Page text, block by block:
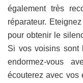
également très
réparateur.
pour obtenir le
Si vos voisins sont
endormez-vous
écouterez avec vos